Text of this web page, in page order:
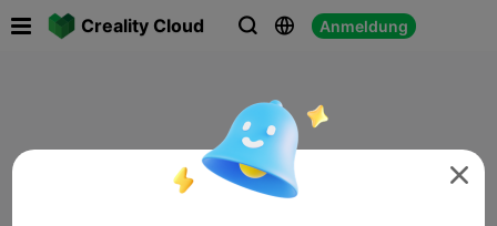
Creality Cloud   Anmeldung
